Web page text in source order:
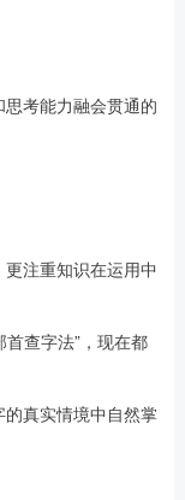
考能力融会贯通的
注重知识在运用中
首查字法”，现在都
真实情境中自然掌